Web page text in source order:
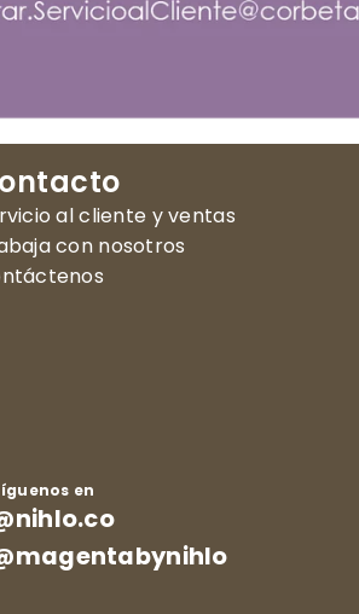
al cliente y ventas
con nosotros
en